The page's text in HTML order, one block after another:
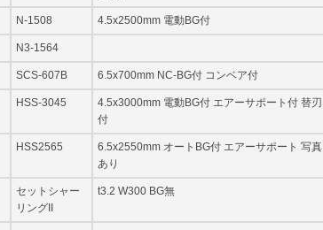
N-1508 4.5x2500mm 電動BG付
N3-1564
SCS-607B 6.5x700mm NC-BG付 コンベア付
HSS-3045
4.5x3000mm 電動BG付 エアーサポート付 替刃
付
HSS2565
6.5x2550mm オートBG付 エアーサポート 写真
あり
セットシャー
リングII
t3.2 W300 BG無